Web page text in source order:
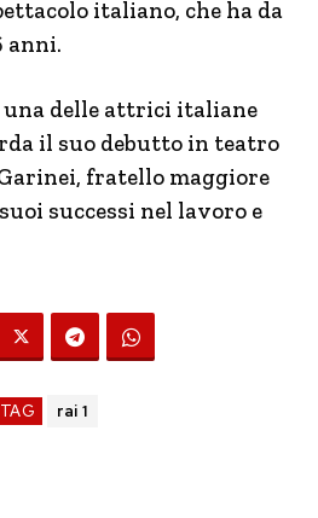
italiano, che ha da
anni.
una delle attrici italiane
il suo debutto in teatro
fratello maggiore
successi nel lavoro e
TAG rai 1